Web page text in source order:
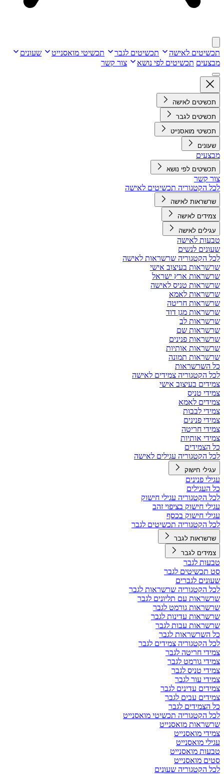
תכשיטים לאישה תכשיטים לגבר תכשיטי מואסנייט
שעונים
מבצעים תכשיטים לפי נושא צור קשר
תכשיטים לאישה
תכשיטים לגבר
תכשיטי מואסנייט
שעונים
מבצעים
תכשיטים לפי נושא
צור קשר
לכל הקטגוריה תכשיטים לאישה
שרשראות לאישה
צמידים לאישה
עגילים לאישה
טבעות לאישה
שעונים לנשים
לכל הקטגוריה שרשראות לאישה
שרשראות בעיצוב אישי
שרשראות ארץ ישראל
שרשראות טניס לאישה
שרשראות לאמא
שרשראות חריטה
שרשראות מגן דוד
שרשראות לב
שרשראות שם
שרשראות פנינים
שרשראות אותיות
שרשראות תמונה
כל השרשראות
לכל הקטגוריה צמידים לאישה
צמידים בעיצוב אישי
צמידי טניס
צמידים לאמא
צמידי לבבות
צמידי פנינים
צמידי חריטה
צמידי אותיות
כל הצמידים
לכל הקטגוריה עגילים לאישה
עגילי חישוק
עגילי פנינים
כל העגילים
לכל הקטגוריה עגילי חישוק
עגילי חישוק בציפוי זהב
עגילי חישוק בכסף
לכל הקטגוריה תכשיטים לגבר
שרשראות לגבר
צמידים לגבר
טבעות לגבר
סט תכשיטים לגבר
שעונים לגברים
לכל הקטגוריה שרשראות לגבר
שרשראות עם תליונים לגבר
שרשראות גורמט לגבר
שרשראות עדינות לגבר
שרשראות עבות לגבר
כל השרשראות לגבר
לכל הקטגוריה צמידים לגבר
צמידי חריטה לגבר
צמידי גורמט לגבר
צמידי טניס לגבר
צמידי עור לגבר
צמידים עדינים לגבר
צמידים עבים לגבר
כל הצמידים לגבר
לכל הקטגוריה תכשיטי מואסנייט
שרשראות מואסנייט
צמידי מואסנייט
עגילי מואסנייט
טבעות מואסנייט
סטים מואסנייט
לכל הקטגוריה שעונים